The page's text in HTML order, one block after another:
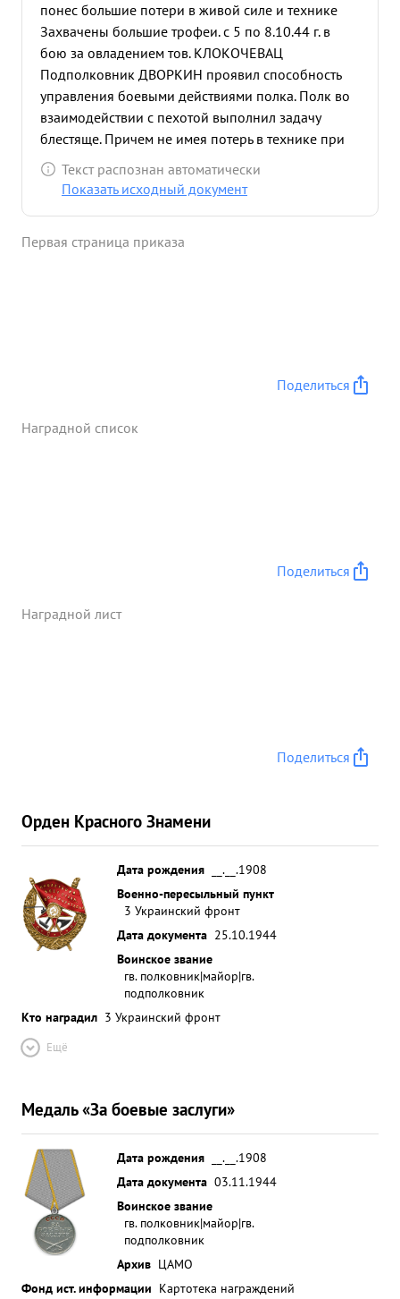
понес большие потери в живой силе и технике
Захвачены большие трофеи. с 5 по 8.10.44 г. в
бою за овладением тов. КЛОКОЧЕВАЦ
Подполковник ДВОРКИН проявил способность
управления боевыми действиями полка. Полк во
взаимодействии с пехотой выполнил задачу
блестяще. Причем не имея потерь в технике при
незначительных потерях в людях. Тов. ДВОРКИН в
боевой обстановке ведет себя смело и
заслуживает кваснов с награждения
Текст распознан автоматически
Показать исходный документ
Первая страница приказа
Поделиться
Наградной список
Поделиться
Наградной лист
Поделиться
Орден Красного Знамени
Дата рождения
__.__.1908
Военно-пересыльный пункт
3 Украинский фронт
Дата документа 25.10.1944
Воинское звание
гв. полковник|майор|гв.
подполковник
Кто наградил 3 Украинский фронт
Ещё
Медаль «За боевые заслуги»
Дата рождения
__.__.1908
Дата документа 03.11.1944
Воинское звание
гв. полковник|майор|гв.
подполковник
Архив ЦАМО
Фонд ист. информации Картотека награждений